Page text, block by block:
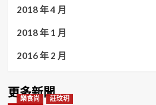
2018 年 4 月
2018 年 1 月
2016 年 2 月
更多新聞
樂食尚 莊玟玥